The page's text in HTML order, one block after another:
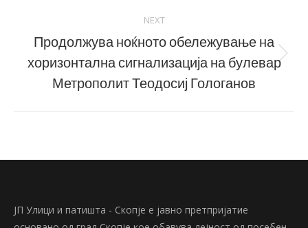
NEXT
Next
post:
Продолжува ноќното обележување на
хоризонтална сигнализација на булевар
Метрополит Теодосиј Гологанов
ЈП Улици и патишта - Скопје е јавно претпријатие